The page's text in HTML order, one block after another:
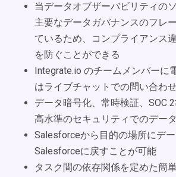
当データオブザーバビリティの
主要なデータガバナンスのフレ
ているため、コンプライアンス
を防ぐことができる
Integrate.io のチームメンバーに
はライブチャットでの問い合わ
データ暗号化、常時検証、SOC
高水準のセキュリティでのデー
Salesforceから目的の場所にデ
Salesforceに戻すことが可能
タスク間の依存関係を定めた簡